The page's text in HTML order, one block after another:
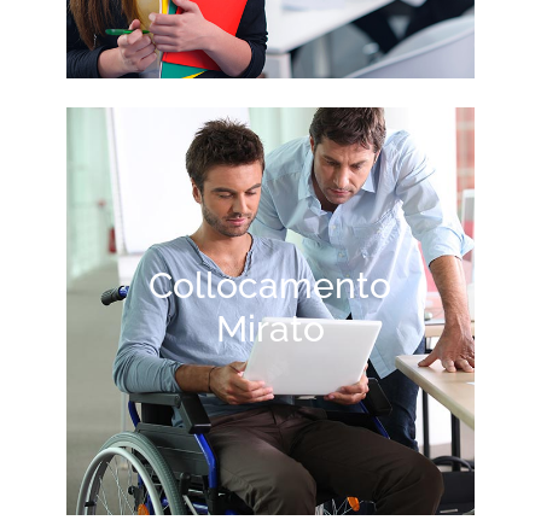
Collocamento
Mirato